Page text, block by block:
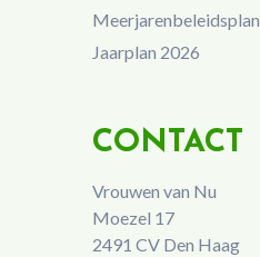
Meerjarenbeleidsplan
Jaarplan 2026
CONTACT
Vrouwen van Nu
Moezel 17
2491 CV Den Haag